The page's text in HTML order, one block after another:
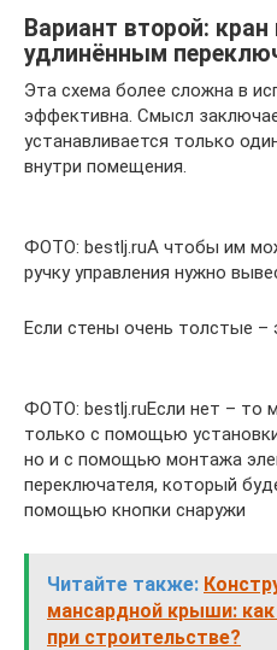
Вариант второй: кран
удлинённым
Эта схема более сложна в
эффективна. Смысл
устанавливается только
внутри помещения.
ФОТО: bestlj.ruА чтобы им
ручку управления нужно
Если стены очень толстые –
ФОТО: bestlj.ruЕсли нет – то
только с помощью
но и с помощью монтажа
переключателя, который
помощью кнопки снаружи
Читайте также:
мансардной крыши:
при строительстве?